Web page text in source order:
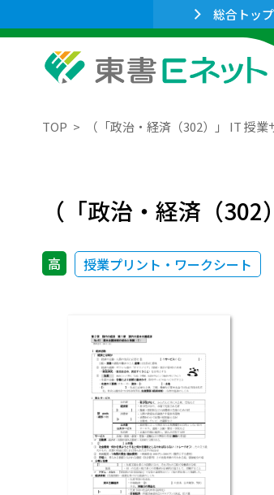
総合トップ
TOP （「政治・経済（302）」 IT 授
（「政治・経済（
高 授業プリント・ワークシート